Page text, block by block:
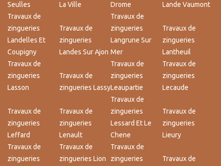
Seulles
La Ville
Drome
Lande Vaumont
Travaux de
zingueries
Landelles Et
Coupigny
Travaux de
zingueries
Landes Sur Ajon
Travaux de
zingueries
Langrune Sur
Mer
Travaux de
zingueries
Lantheuil
Travaux de
zingueries
Lasson
Travaux de
zingueries Lassy
Travaux de
zingueries
Leaupartie
Travaux de
zingueries
Lecaude
Travaux de
zingueries
Leffard
Travaux de
zingueries
Lenault
Travaux de
zingueries
Lessard Et Le
Chene
Travaux de
zingueries
Lieury
Travaux de
zingueries
Travaux de
zingueries Lion
Travaux de
zingueries
Travaux de